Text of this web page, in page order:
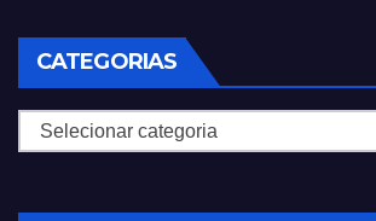
CATEGORIAS
Categorias